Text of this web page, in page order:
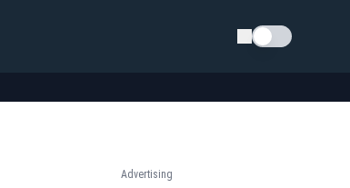
Schimba tema
Advertising